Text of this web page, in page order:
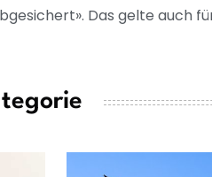
Das gelte auch